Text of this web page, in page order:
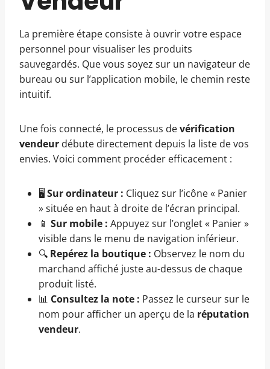
La première étape consiste à ouvrir votre espace
personnel pour visualiser les produits
sauvegardés. Que vous soyez sur un navigateur de
bureau ou sur l’application mobile, le chemin reste
intuitif.
Une fois connecté, le processus devérification
vendeur débute directement depuis la liste de vos
envies. Voici comment procéder efficacement :
🖥️ Sur ordinateur : Cliquez sur l’icône « Panier
» située en haut à droite de l’écran principal.
📱 Sur mobile : Appuyez sur l’onglet « Panier »
visible dans le menu de navigation inférieur.
🔍 Repérez la boutique : Observez le nom du
marchand affiché juste au-dessus de chaque
produit listé.
📊 Consultez la note : Passez le curseur sur le
nom pour afficher un aperçu de la réputation
vendeur.